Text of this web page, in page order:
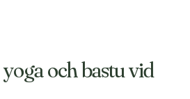
och bastu vid